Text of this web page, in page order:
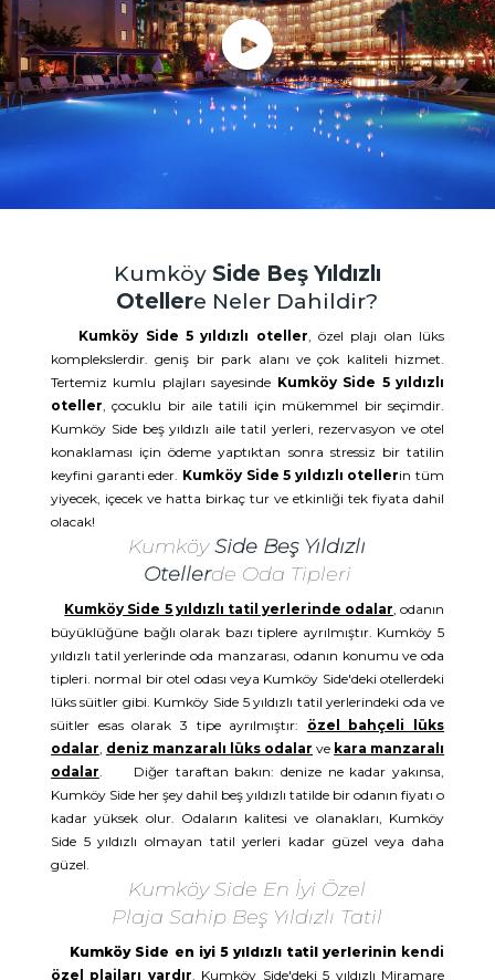
Kumköy Side Beş Yıldızlı
Otellere Neler Dahildir?
Kumköy Side 5 yıldızlı oteller, özel plajı olan lüks
komplekslerdir. geniş bir park alanı ve çok kaliteli hizmet.
Tertemiz kumlu plajları sayesinde Kumköy Side 5 yıldızlı
oteller, çocuklu bir aile tatili için mükemmel bir seçimdir.
Kumköy Side beş yıldızlı aile tatil yerleri, rezervasyon ve otel
konaklaması için ödeme yaptıktan sonra stressiz bir tatilin
keyfini garanti eder. Kumköy Side 5 yıldızlı otellerin tüm
yiyecek, içecek ve hatta birkaç tur ve etkinliği tek fiyata dahil
olacak!
KumköySide Beş Yıldızlı
Otellerde Oda Tipleri
Kumköy Side 5 yıldızlı tatil yerlerinde odalar, odanın
büyüklüğüne bağlı olarak bazı tiplere ayrılmıştır. Kumköy 5
yıldızlı tatil yerlerinde oda manzarası, odanın konumu ve oda
tipleri. normal bir otel odası veya Kumköy Side'deki otellerdeki
lüks süitler gibi. Kumköy Side 5 yıldızlı tatil yerlerindeki oda ve
süitler esas olarak 3 tipe ayrılmıştır: özel bahçeli lüks
odalar, deniz manzaralı lüks odalar ve kara manzaralı
odalar. Diğer taraftan bakın: denize ne kadar yakınsa,
Kumköy Side her şey dahil beş yıldızlı tatilde bir odanın fiyatı o
kadar yüksek olur. Odaların kalitesi ve olanakları, Kumköy
Side 5 yıldızlı olmayan tatil yerleri kadar güzel veya daha
güzel.
Kumköy Side En İyi Özel
Plaja Sahip Beş Yıldızlı Tatil
Kumköy Side en iyi 5 yıldızlı tatil yerlerinin kendi
özel plajları vardır. Kumköy Side'deki 5 yıldızlı Miramare